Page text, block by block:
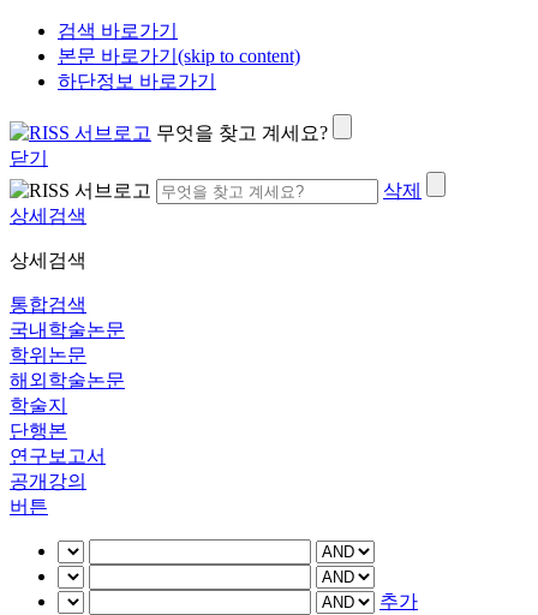
검색 바로가기
본문 바로가기(skip to content)
하단정보 바로가기
무엇을 찾고 계세요?
닫기
삭제
상세검색
상세검색
통합검색
국내학술논문
학위논문
해외학술논문
학술지
단행본
연구보고서
공개강의
버튼
추가